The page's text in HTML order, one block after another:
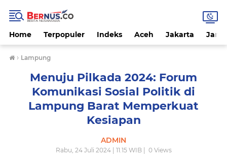
Home Terpopuler Indeks Aceh Jakarta
› Lampung
Menuju Pilkada 2024: Forum
Komunikasi Sosial Politik di
Lampung Barat Memperkuat
Kesiapan
ADMIN
Rabu, 24 Juli 2024 | 11.15 WIB | 0Views